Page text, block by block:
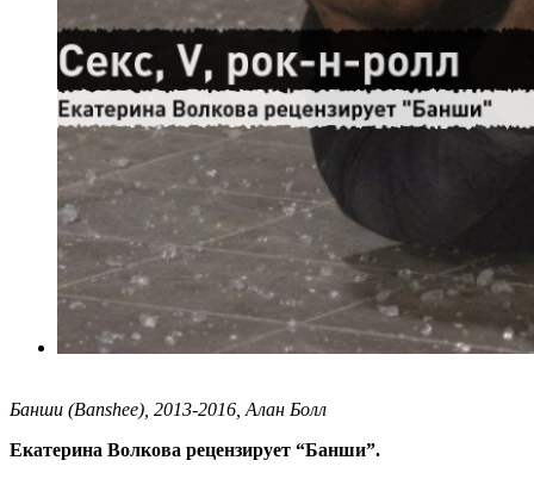
Банши (Banshee), 2013-2016, Алан Болл
Екатерина Волкова рецензирует “Банши”.